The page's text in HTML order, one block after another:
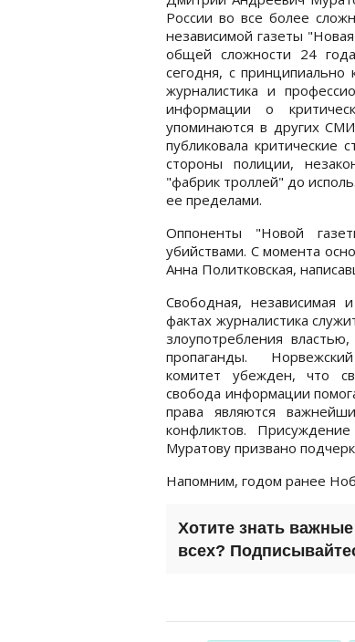
России во все более
независимой газеты
общей сложности 24
сегодня, с принципиально
журналистика и
информации о
упоминаются в других
публиковала
стороны полиции,
"фабрик троллей" до
ее пределами.
Оппоненты "Новой
убийствами. С момента
Анна Политковская,
Свободная, независимая
фактах журналистика
злоупотребления
пропаганды.
комитет убежден, что
свобода информации
права являются
конфликтов.
Муратову призвано
Напомним, годом ранее
Хотите знать
всех?